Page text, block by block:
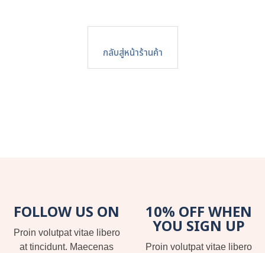
กลับสู่หน้าร้านค้า
FOLLOW US ON
Proin volutpat vitae libero
at tincidunt. Maecenas
10% OFF WHEN
YOU SIGN UP
Proin volutpat vitae libero